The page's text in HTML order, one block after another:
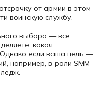
от армии в этом
воинскую службу.
выбора — все
какая
Однако если ваша цель —
например, в роли SMM-
на